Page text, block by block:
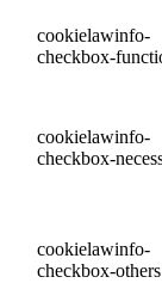
cookielawinfo-
checkbox-
cookielawinfo-
checkbox-
cookielawinfo-
checkbox-others